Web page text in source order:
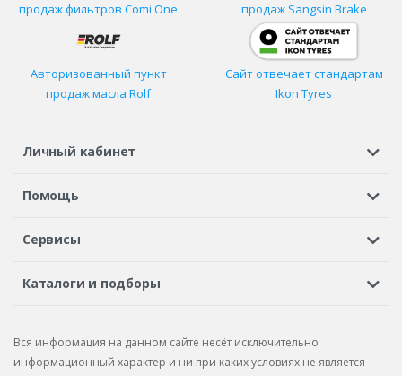
продаж фильтров Comi One
продаж Sangsin Brake
Авторизованный пункт
продаж масла Rolf
Сайт отвечает стандартам
Ikon Tyres
Личный кабинет
Регистрация или вход
Помощь
Шины в кредит
Сервисы
Автосервисы
Бонусная программа
Рекламации по услугам
Каталоги и подборы
Подбор запчастей
Вся информация на данном сайте несёт исключительно
информационный характер и ни при каких условиях не является